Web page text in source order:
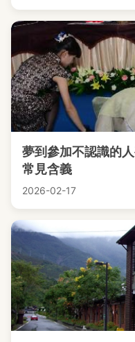
夢到參加不認識的
常見含義
2026-02-17